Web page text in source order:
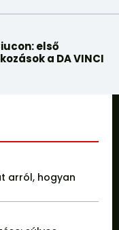
első
a DA VINCI
arról, hogyan